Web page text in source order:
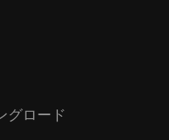
グロード